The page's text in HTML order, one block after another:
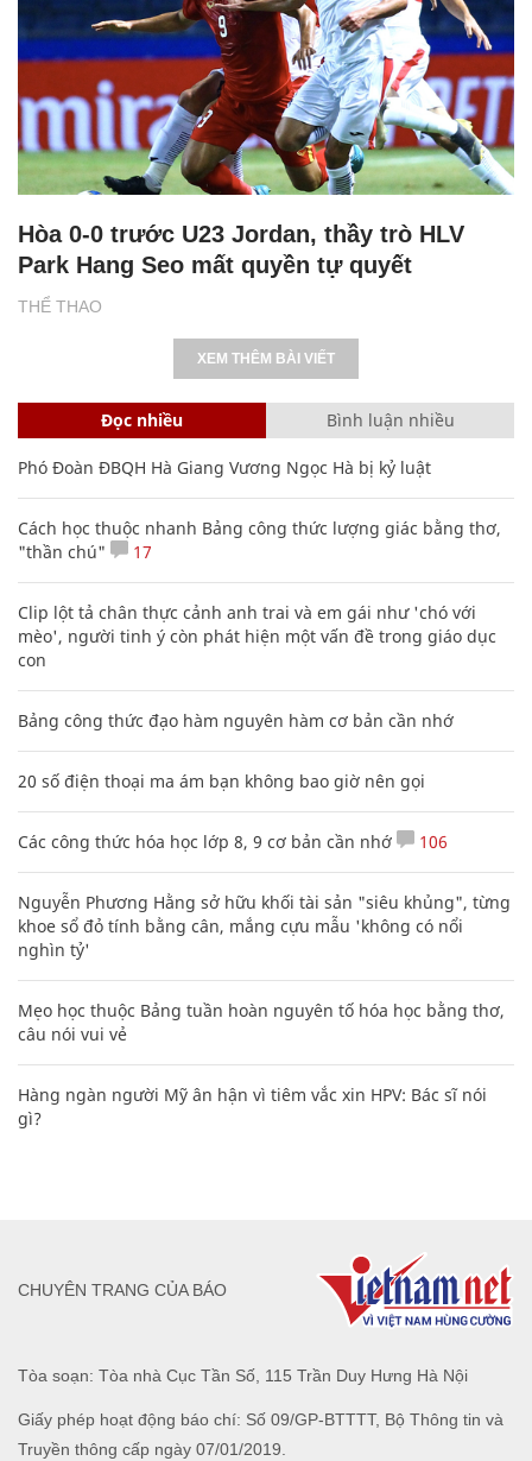
THỂ THAO
Hòa 0-0 trước U23 Jordan, thầy trò HLV
Park Hang Seo mất quyền tự quyết
XEM THÊM BÀI VIẾT
Đọc nhiều Bình luận nhiều
Phó Đoàn ĐBQH Hà Giang Vương Ngọc Hà bị kỷ luật
Cách học thuộc nhanh Bảng công thức lượng giác bằng thơ,
"thần chú"
17
Clip lột tả chân thực cảnh anh trai và em gái như 'chó với
mèo', người tinh ý còn phát hiện một vấn đề trong giáo dục
con
Bảng công thức đạo hàm nguyên hàm cơ bản cần nhớ
20 số điện thoại ma ám bạn không bao giờ nên gọi
Các công thức hóa học lớp 8, 9 cơ bản cần nhớ 106
Nguyễn Phương Hằng sở hữu khối tài sản "siêu khủng", từng
khoe sổ đỏ tính bằng cân, mắng cựu mẫu 'không có nổi
nghìn tỷ'
Mẹo học thuộc Bảng tuần hoàn nguyên tố hóa học bằng thơ,
câu nói vui vẻ
Hàng ngàn người Mỹ ân hận vì tiêm vắc xin HPV: Bác sĩ nói
gì?
Tòa soạn: Tòa nhà Cục Tần Số, 115 Trần Duy Hưng Hà Nội
Giấy phép hoạt động báo chí: Số 09/GP-BTTTT, Bộ Thông tin và
Truyền thông cấp ngày 07/01/2019.
CHUYÊN TRANG CỦA BÁO